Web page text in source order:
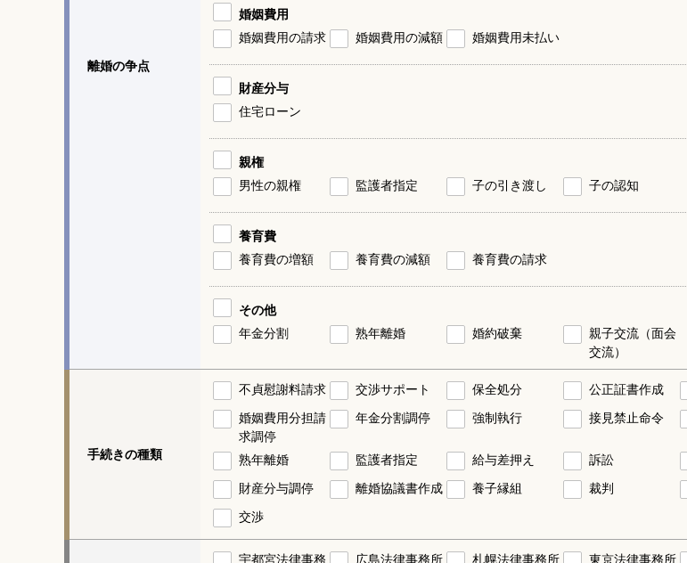
離婚の争点
婚姻費用
婚姻費用の請求
婚姻費用の減額 婚姻費用未払い
財産分与
住宅ローン
親権
男性の親権
監護者指定 子の引き渡し 子の認知
養育費
養育費の増額
養育費の減額 養育費の請求
その他
年金分割
熟年離婚 婚約破棄
親子交流（面会
交流）
手続きの種類
不貞慰謝料請求 交渉サポート 保全処分 公正証書作成
婚姻費用分担請
求調停
年金分割調停 強制執行 接見禁止命令
熟年離婚 監護者指定 給与差押え 訴訟
財産分与調停
離婚協議書作成 養子縁組 裁判
交渉
宇都宮法律事務 広島法律事務所 札幌法律事務所 東京法律事務所